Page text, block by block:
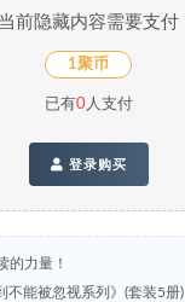
当前隐藏内容需要支付
1聚币
已有0人支付
登录购买
的力量！
不能被忽视系列》(套装5册)